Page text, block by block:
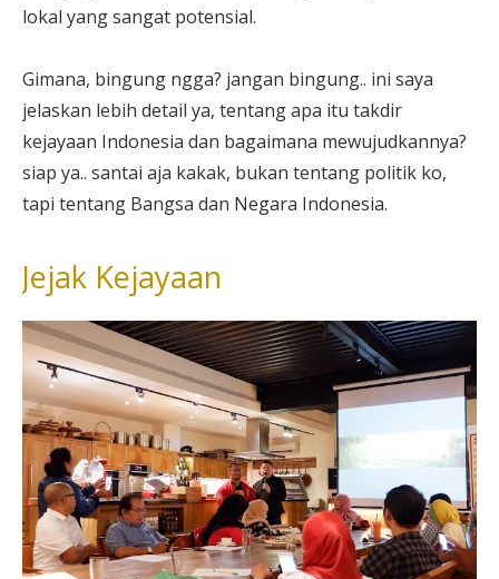
lokal yang sangat potensial.
Gimana, bingung ngga? jangan bingung.. ini saya
jelaskan lebih detail ya, tentang apa itu takdir
kejayaan Indonesia dan bagaimana mewujudkannya?
siap ya.. santai aja kakak, bukan tentang politik ko,
tapi tentang Bangsa dan Negara Indonesia.
Jejak Kejayaan